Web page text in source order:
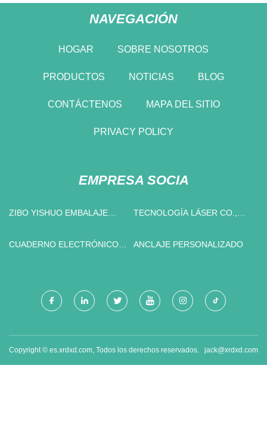
NAVEGACIÓN
HOGAR SOBRE NOSOTROS
PRODUCTOS NOTICIAS BLOG
CONTÁCTENOS MAPA DEL SITIO
PRIVACY POLICY
EMPRESA SOCIA
ZIBO YISHUO EMBALAJE
TECNOLOGÍA LÁSER CO.,
CUADERNO ELECTRÓNICO
ANCLAJE PERSONALIZADO
Copyright © es.xrdxd.com, Todos los derechos reservados. jack@xrdxd.com